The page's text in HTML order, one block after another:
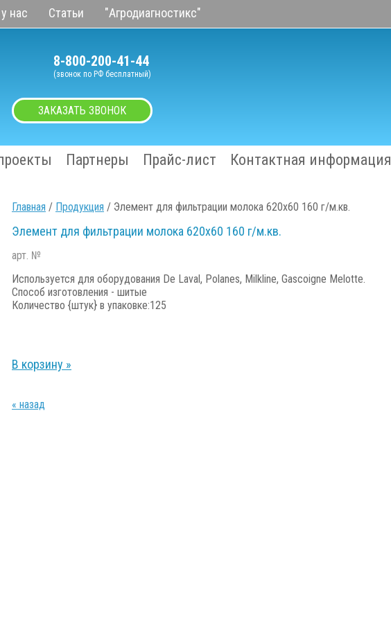
нас Статьи "Агродиагностикс"
8-800-200-41-44
(звонок по РФ бесплатный)
ЗАКАЗАТЬ ЗВОНОК
Партнеры Прайс-лист Контактная информация
Главная / Продукция / Элемент для фильтрации молока 620х60 160 г/м.кв.
Элемент для фильтрации молока 620х60 160 г/м.кв.
арт. №
Используется для оборудования De Laval, Polanes, Milkline, Gascoigne Melotte.
Способ изготовления - шитые
Количество {штук} в упаковке:125
В корзину »
« назад